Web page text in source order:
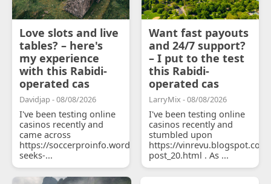
Love slots and live
tables? – here's
my experience
with this Rabidi-
operated cas
Davidjap - 08/08/2026
I've been testing online
casinos recently and
came across
https://soccerproinfo.wordpress.com/2026/07/11/courtois-
seeks-...
Want fast payouts
and 24/7 support?
– I put to the test
this Rabidi-
operated cas
LarryMix - 08/08/2026
I've been testing online
casinos recently and
stumbled upon
https://
post_20.html . As ...